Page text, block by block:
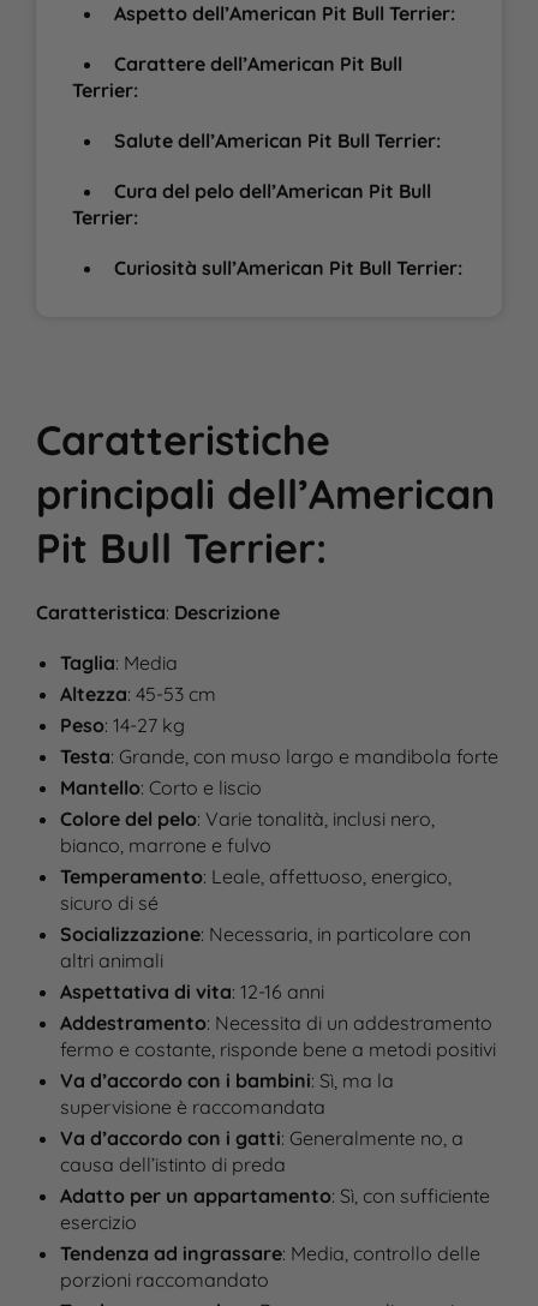
Aspetto dell’American Pit Bull Terrier:
Carattere dell’American Pit Bull
Terrier:
Salute dell’American Pit Bull Terrier:
Cura del pelo dell’American Pit Bull
Terrier:
Curiosità sull’American Pit Bull Terrier:
Caratteristiche
principali dell’American
Pit Bull Terrier:
Caratteristica: Descrizione
Taglia: Media
Altezza: 45-53 cm
Peso: 14-27 kg
Testa: Grande, con muso largo e mandibola forte
Mantello: Corto e liscio
Colore del pelo: Varie tonalità, inclusi nero,
bianco, marrone e fulvo
Temperamento: Leale, affettuoso, energico,
sicuro di sé
Socializzazione: Necessaria, in particolare con
altri animali
Aspettativa di vita: 12-16 anni
Addestramento: Necessita di un addestramento
fermo e costante, risponde bene a metodi positivi
Va d’accordo con i bambini: Sì, ma la
supervisione è raccomandata
Va d’accordo con i gatti: Generalmente no, a
causa dell’istinto di preda
Adatto per un appartamento: Sì, con sufficiente
esercizio
Tendenza ad ingrassare: Media, controllo delle
porzioni raccomandato